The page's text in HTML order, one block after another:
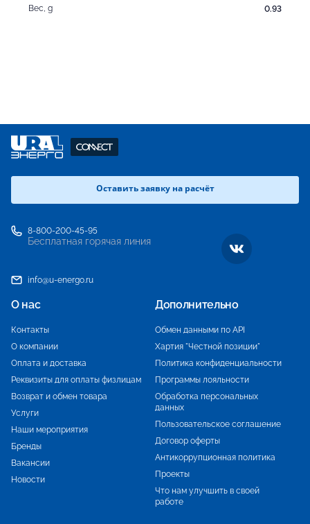
Вес, g 0.93
8-800-200-45-95
Бесплатная горячая линия
info@u-energo.ru
О нас
Контакты
О компании
Оплата и доставка
Реквизиты для оплаты физлицам
Возврат и обмен товара
Услуги
Наши мероприятия
Бренды
Вакансии
Новости
Дополнительно
Обмен данными по API
Хартия "Честной позиции"
Политика конфиденциальности
Программы лояльности
Обработка персональных
данных
Пользовательское соглашение
Договор оферты
Антикоррупционная политика
Проекты
Что нам улучшить в своей
работе
Оставить заявку на расчёт